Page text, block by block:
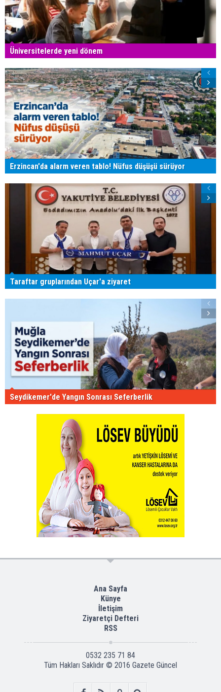
Üniversitelerde yeni dönem
Erzincan'da alarm veren tablo! Nüfus düşüşü sürüyor
Taraftar gruplarından Uçar'a ziyaret
Seydikemer'de Yangın Sonrası Seferberlik
Ana Sayfa
Künye
İletişim
Ziyaretçi Defteri
RSS
0532 235 71 84
Tüm Hakları Saklıdır © 2016 Gazete Güncel